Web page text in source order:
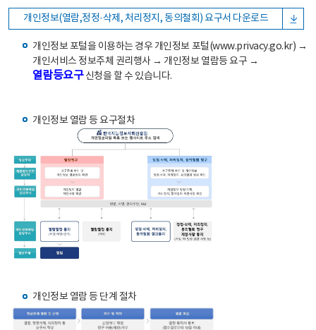
개인정보(열람,정정·삭제, 처리정지, 동의철회) 요구서 다운로드
개인정보 포털을 이용하는 경우 개인정보 포털(www.privacy.go.kr) →
개인서비스 정보주체 권리행사 → 개인정보 열람등 요구 →
열람등요구신청을 할 수 있습니다.
개인정보 열람 등 요구절차
개인정보 열람 등 단계 절차